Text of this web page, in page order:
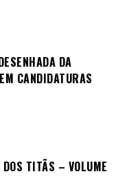
DA
CANDIDATURAS
TITÃS – VOLUME